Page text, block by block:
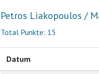
Petros Liakopoulos /
Total Punkte: 15
Datum